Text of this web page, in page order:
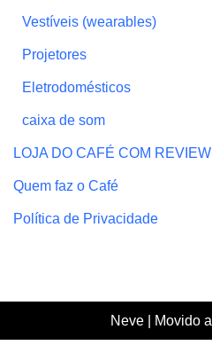
Vestíveis (wearables)
Projetores
Eletrodomésticos
caixa de som
LOJA DO CAFÉ COM REVIEW
Quem faz o Café
Política de Privacidade
Neve | Movido a